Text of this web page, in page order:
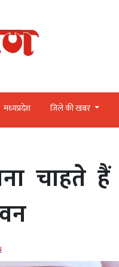
मध्‍यप्रदेश जिले की खबर
चाहते